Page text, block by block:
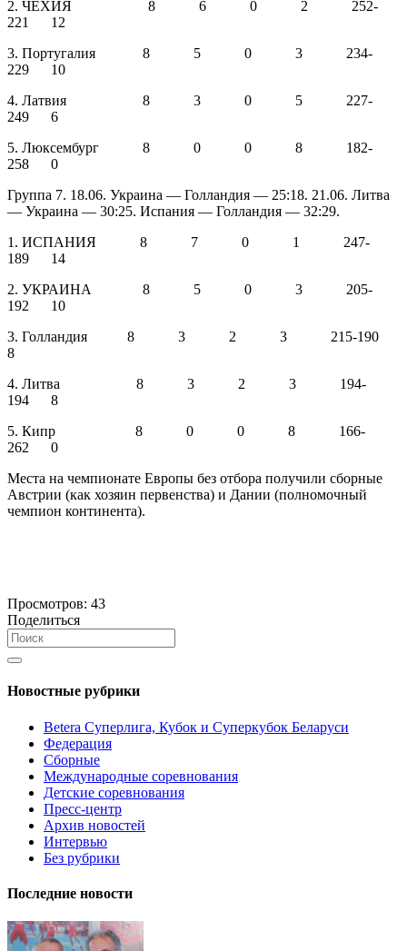
2. ЧЕХИЯ 8 6 0 2 252-
221 12
3. Португалия 8 5 0 3 234-
229 10
4. Латвия 8 3 0 5 227-
249 6
5. Люксембург 8 0 0 8 182-
258 0
Группа 7. 18.06. Украина — Голландия — 25:18. 21.06. Литва
— Украина — 30:25. Испания — Голландия — 32:29.
1. ИСПАНИЯ 8 7 0 1 247-
189 14
2. УКРАИНА 8 5 0 3 205-
192 10
3. Голландия 8 3 2 3 215-190
8
4. Литва 8 3 2 3 194-
194 8
5. Кипр 8 0 0 8 166-
262 0
Места на чемпионате Европы без отбора получили сборные
Австрии (как хозяин первенства) и Дании (полномочный
чемпион континента).
Просмотров: 43
Поделиться
Новостные рубрики
Betera Суперлига, Кубок и Суперкубок Беларуси
Федерация
Сборные
Международные соревнования
Детские соревнования
Пресс-центр
Архив новостей
Интервью
Без рубрики
Последние новости